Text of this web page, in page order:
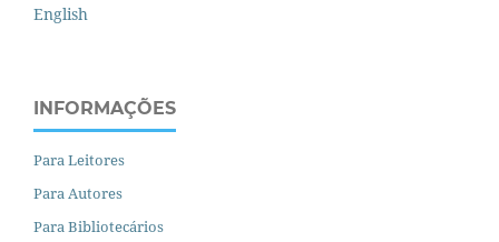
English
INFORMAÇÕES
Para Leitores
Para Autores
Para Bibliotecários